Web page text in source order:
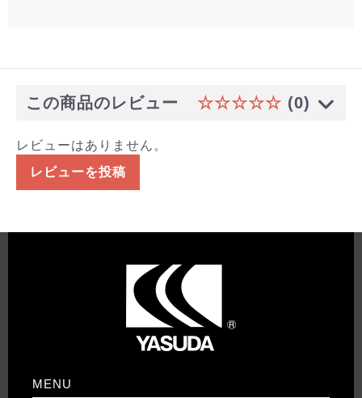
この商品のレビュー ☆☆☆☆☆ (0)
レビューはありません。
レビューを投稿
MENU